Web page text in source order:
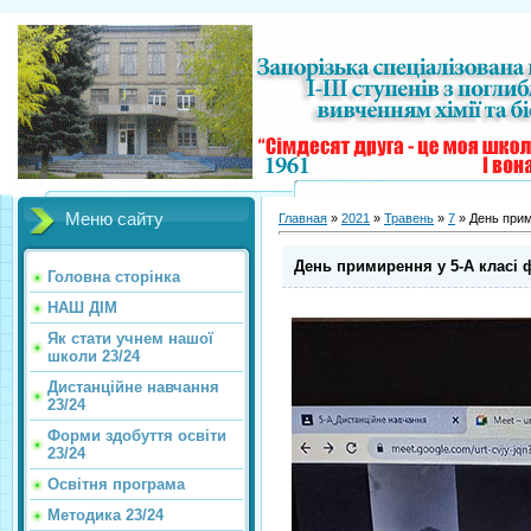
Меню сайту
Головна сторінка
НАШ ДІМ
Як стати учнем нашої
школи 23/24
Дистанційне навчання
23/24
Форми здобуття освіти
23/24
Освітня програма
Методика 23/24
Главная » 2021 » Травень » 7 » День
День примирення у 5-А класі